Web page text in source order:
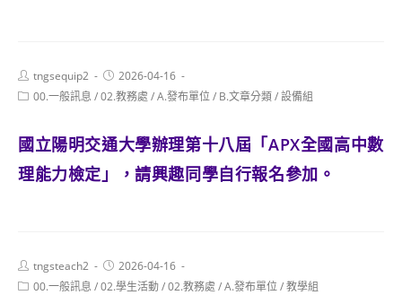
Post
author:
tngsequip2
Post
published:
2026-04-16
Post00.一般訊息 /02.教務處 /A.發布單位/ B.文章分類/設備組
國立陽明交通大學辦理第十八屆「APX全國高中數
理能力檢定」，請興趣同學自行報名參加。
Post
author:
tngsteach2
Post
published:
2026-04-16
Post00.一般訊息 /02.學生活動/02.教務處 /A.發布單位/教學組